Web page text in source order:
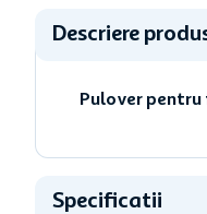
Descriere
Pulover pentru
Specificatii